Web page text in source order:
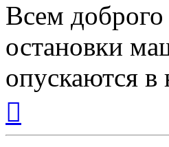
Всем доброго
остановки
опускаются в
началу